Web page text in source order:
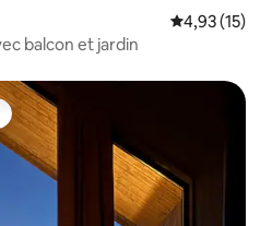
Évaluation
4,93 (15)
balcon et jardin